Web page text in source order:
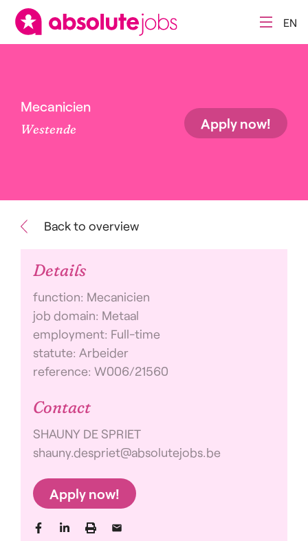
EN
Mecanicien
Westende Apply now!
Back to overview
Details
function: Mecanicien
job domain: Metaal
employment: Full-time
statute: Arbeider
reference: W006/21560
Contact
SHAUNY DE SPRIET
shauny.despriet@absolutejobs.be
Apply now!